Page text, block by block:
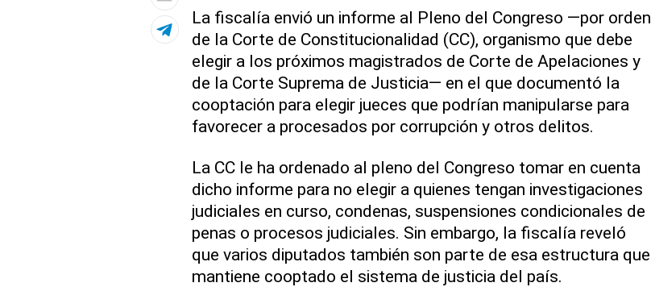
La fiscalía envió un informe al Pleno del Congreso —por orden
de la Corte de Constitucionalidad (CC), organismo que debe
elegir a los próximos magistrados de Corte de Apelaciones y
de la Corte Suprema de Justicia— en el que documentó la
cooptación para elegir jueces que podrían manipularse para
favorecer a procesados por corrupción y otros delitos.
La CC le ha ordenado al pleno del Congreso tomar en cuenta
dicho informe para no elegir a quienes tengan investigaciones
judiciales en curso, condenas, suspensiones condicionales de
penas o procesos judiciales. Sin embargo, la fiscalía reveló
que varios diputados también son parte de esa estructura que
mantiene cooptado el sistema de justicia del país.